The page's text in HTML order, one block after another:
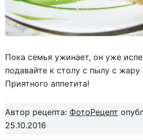
Пока семья ужинает, он уже
подавайте к столу с пылу с жару
Приятного аппетита!
Автор рецепта: ФотоРецепт
25.10.2016